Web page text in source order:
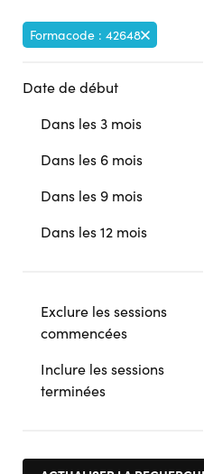
Formacode : 42648
Date de début
Dans les 3 mois
Dans les 6 mois
Dans les 9 mois
Dans les 12 mois
Exclure les sessions
commencées
Inclure les sessions
terminées